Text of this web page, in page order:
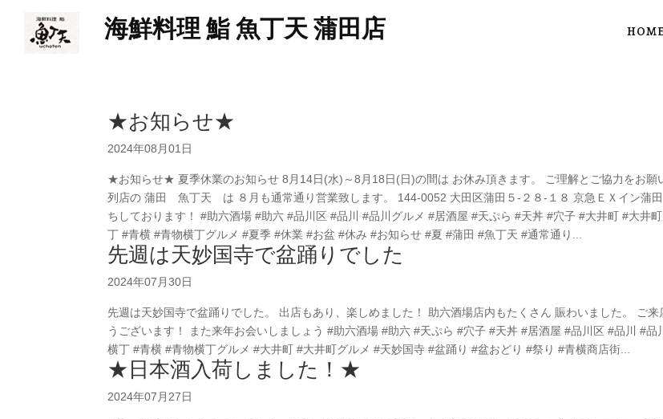
海鮮料理 鮨 魚丁天 蒲田店 HOME
★お知らせ★
2024年08月01日
★お知らせ★ 夏季休業のお知らせ 8月14日(水)～8月18日(日)の間は お休み頂きます。 ご理解とご協力をお願
列店の 蒲田 魚丁天 は ８月も通常通り営業致します。 144-0052 大田区蒲田５-２８-１８ 京急ＥＸイン蒲
ちしております！ #助六酒場 #助六 #品川区 #品川 #品川グルメ #居酒屋 #天ぷら #天丼 #穴子 #大井町 #大井
丁 #青横 #青物横丁グルメ #夏季 #休業 #お盆 #休み #お知らせ #夏 #蒲田 #魚丁天 #通常通り...
先週は天妙国寺で盆踊りでした
2024年07月30日
先週は天妙国寺で盆踊りでした。 出店もあり、楽しめました！ 助六酒場店内もたくさん 賑わいました。 ご来
うございます！ また来年お会いしましょう #助六酒場 #助六 #天ぷら #穴子 #天丼 #居酒屋 #品川区 #品川 #品
横丁 #青横 #青物横丁グルメ #大井町 #大井町グルメ #天妙国寺 #盆踊り #盆おどり #祭り #青横商店街...
★日本酒入荷しました！★
2024年07月27日